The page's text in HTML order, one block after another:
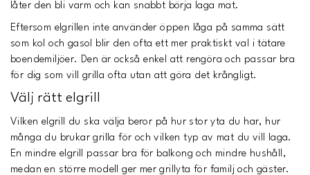
låter den bli varm och kan snabbt börja laga mat.
Eftersom elgrillen inte använder öppen låga på samma sätt
som kol och gasol blir den ofta ett mer praktiskt val i tätare
boendemiljöer. Den är också enkel att rengöra och passar bra
för dig som vill grilla ofta utan att göra det krångligt.
Välj rätt elgrill
Vilken elgrill du ska välja beror på hur stor yta du har, hur
många du brukar grilla för och vilken typ av mat du vill laga.
En mindre elgrill passar bra för balkong och mindre hushåll,
medan en större modell ger mer grillyta för familj och gäster.